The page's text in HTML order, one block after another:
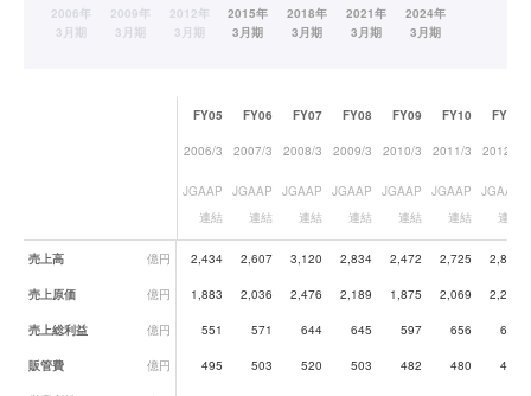
業績データ一覧
FY05 FY06 FY07 FY08 FY09 FY10 FY11
2006/3 2007/3 2008/3 2009/3 2010/3 2011/3 2012/3
JGAAP
連結
JGAAP
連結
JGAAP
連結
JGAAP
連結
JGAAP
連結
JGAAP
連結
JGAAP
連結
売上高 億円 2,434 2,607 3,120 2,834 2,472 2,725 2,854
売上原価 億円 1,883 2,036 2,476 2,189 1,875 2,069 2,200
売上総利益 億円 551 571 644 645 597 656 654
販管費 億円 495 503 520 503 482 480 494